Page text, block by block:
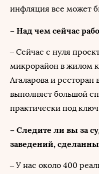
инфляция все может
– Над чем сейчас
– Сейчас с нуля
микрорайон в жилом
Агаларова и
выполняет большой
практически под
– Следите ли вы за
заведений,
– У нас около 400